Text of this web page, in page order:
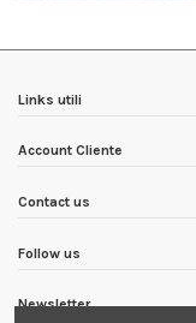
Links utili
Account Cliente
Contact us
Follow us
Newsletter